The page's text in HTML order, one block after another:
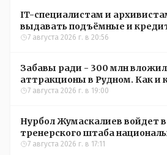
IT-специалистам и
выдавать подъёмные и
сёлах Казахстана
7 августа 2026 г. в 20:56
Забавы ради - 300 млн
аттракционы в Рудном. Как и
окупятся?
7 августа 2026 г. в 19:00
Нурбол Жумаскалиев войдет в
тренерского штаба
Казахстана по футболу
7 августа 2026 г. в 17:11